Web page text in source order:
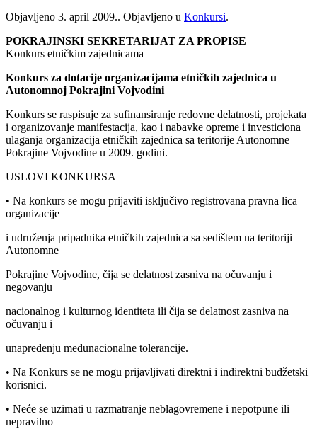
Objavljeno 3. april 2009.. Objavljeno u Konkursi.
POKRAJINSKI SEKRETARIJAT ZA PROPISE
Konkurs etničkim zajednicama
Konkurs za dotacije organizacijama etničkih zajednica u
Autonomnoj Pokrajini Vojvodini
Konkurs se raspisuje za sufinansiranje redovne delatnosti, projekata
i organizovanje manifestacija, kao i nabavke opreme i investiciona
ulaganja organizacija etničkih zajednica sa teritorije Autonomne
Pokrajine Vojvodine u 2009. godini.
USLOVI KONKURSA
• Na konkurs se mogu prijaviti isključivo registrovana pravna lica –
organizacije
i udruženja pripadnika etničkih zajednica sa sedištem na teritoriji
Autonomne
Pokrajine Vojvodine, čija se delatnost zasniva na očuvanju i
negovanju
nacionalnog i kulturnog identiteta ili čija se delatnost zasniva na
očuvanju i
unapređenju međunacionalne tolerancije.
• Na Konkurs se ne mogu prijavljivati direktni i indirektni budžetski
korisnici.
• Neće se uzimati u razmatranje neblagovremene i nepotpune ili
nepravilno